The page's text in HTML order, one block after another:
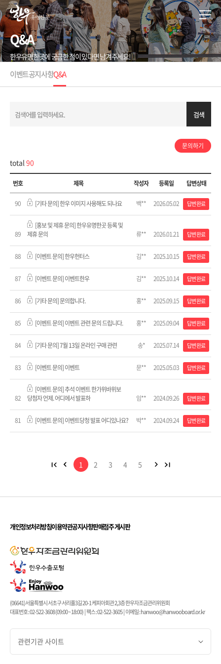
Q&A
한우유명한곳에 궁금한 점이 있다면 남겨주세요!
이벤트공지사항Q&A
검색
문의하기
total 90
번호 제목 작성자 등록일 답변상태
90 [기타 문의] 한우 이미지 사용해도 되나요 백** 2026.05.02 답변 완료
89
[홍보 및 제휴 문의] 한우유명한곳 등록 및
제휴 문의
류** 2026.01.21 답변 완료
88 [이벤트 문의] 한우헌터스 김** 2025.10.15 답변 완료
87 [이벤트 문의] 이벤트한우 김** 2025.10.14 답변 완료
86 [기타 문의] 문의합니다. 홍** 2025.09.15 답변 완료
85 [이벤트 문의] 이벤트 관련 문의 드립니다. 홍** 2025.09.04 답변 완료
84 [기타 문의] 7월 13일 온라인 구매 관련 송* 2025.07.14 답변 완료
83 [이벤트 문의] 이벤트 문** 2025.05.03 답변 완료
82
[이벤트 문의] 추석 이벤트 한가위바위보
당첨자 언제. 어디에서 발표하
임** 2024.09.26 답변 완료
81 [이벤트 문의] 이벤트당청 발표 어디있나요? 박** 2024.09.24 답변 완료
1 2 3 4 5
개인정보처리방침이용약관공지사항판매점주 게시판
(06641)서울특별시 서초구 서리풀3길 20-1 케피아회관 2,3층 한우자조금관리위원회
대표번호 : 02-522-3608 (09:00 ~ 18:00) | 팩스 : 02-522-3605 | 이메일 : hanwoo@hanwooboard.or.kr
관련기관 사이트